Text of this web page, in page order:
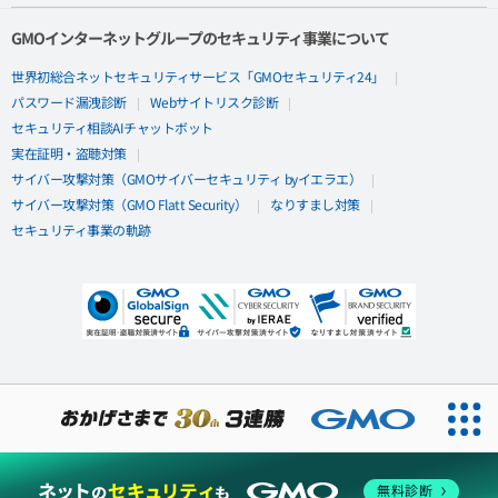
GMOインターネットグループのセキュリティ事業について
世界初総合ネットセキュリティサービス「GMOセキュリティ24」
パスワード漏洩診断 Webサイトリスク診断
セキュリティ相談AIチャットボット
実在証明・盗聴対策
サイバー攻撃対策（GMOサイバーセキュリティ byイエラエ）
サイバー攻撃対策（GMO Flatt Security） なりすまし対策
セキュリティ事業の軌跡